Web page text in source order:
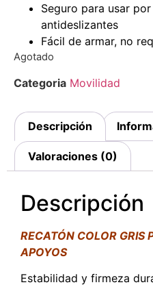
Seguro para usar
antideslizantes
Fácil de armar, no
Agotado
Categoria Movilidad
Descripción
Valoraciones (0)
Descripción
RECATÓN COLOR GRIS
APOYOS
Estabilidad y firmeza